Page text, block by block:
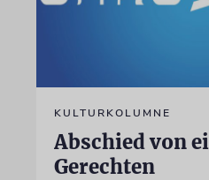
KULTURKOLUMNE
Abschied von
Gerechten